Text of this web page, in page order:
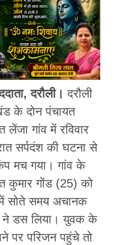
दरौली। दरौली
के दोन पंचायत
लेंजा गांव में रविवार
सर्पदंश की घटना से
मच गया। गांव के
कुमार गोंड (25) को
सोते समय अचानक
ने डस लिया। युवक के
पर परिजन पहुंचे तो